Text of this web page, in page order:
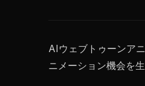
AIウェブトゥーンア
ニメーション機会を生